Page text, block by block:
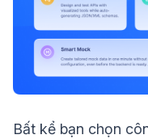
Bất kể bạn chọn